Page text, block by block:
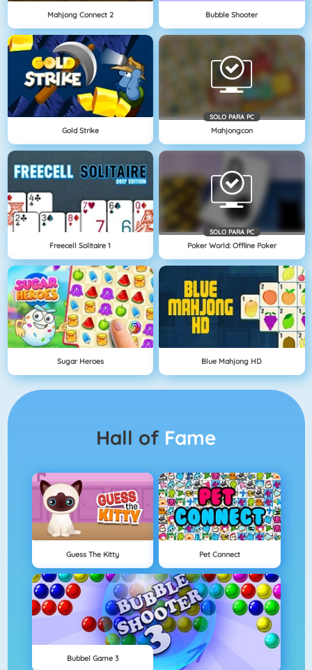
Mahjong Connect 2 Bubble Shooter
Gold Strike
SOLO PARA PC
Mahjongcon
Freecell Solitaire 1
SOLO PARA PC
Poker World: Offline Poker
Sugar Heroes Blue Mahjong HD
Hall of Fame
Guess The Kitty Pet Connect
Bubbel Game 3